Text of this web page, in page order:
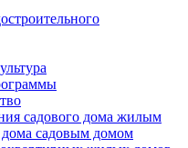
садового дома жилым
садовым домом